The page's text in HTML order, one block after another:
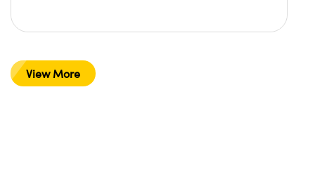
View More